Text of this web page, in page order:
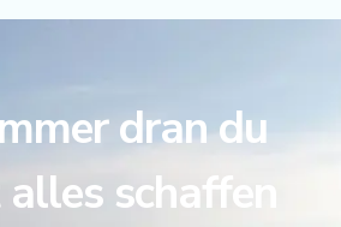
dran du
schaffen